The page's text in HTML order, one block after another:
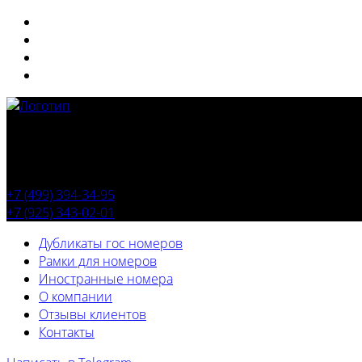
+7 (499) 394-34-95
+7 (925) 343-02-01
Дубликаты гос номеров
Рамки для номеров
Иностранные номера
О компании
Отзывы клиентов
Контакты